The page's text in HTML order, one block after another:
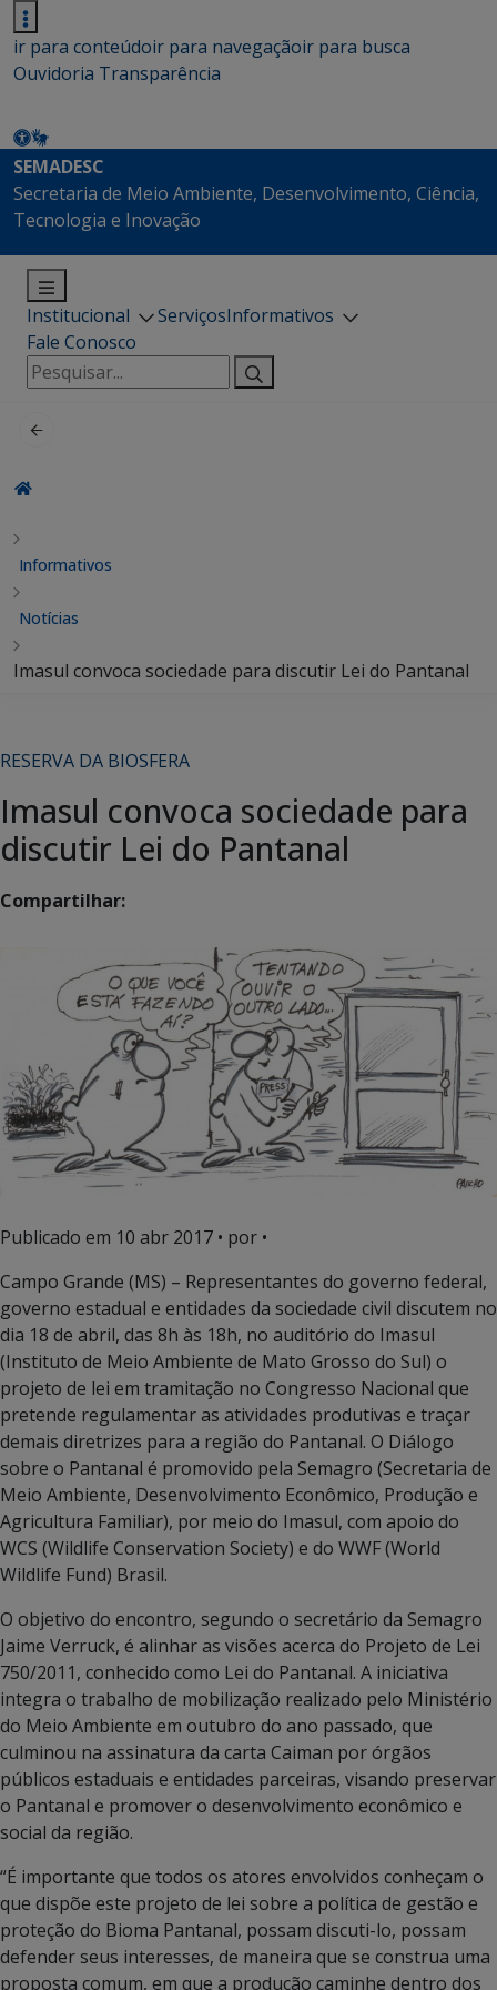
ir para conteúdoir para navegaçãoir para busca
Ouvidoria Transparência
SEMADESC
Secretaria de Meio Ambiente, Desenvolvimento, Ciência,
Tecnologia e Inovação
Institucional ServiçosInformativos
Fale Conosco
Pesquisar
por:
Informativos
Notícias
Imasul convoca sociedade para discutir Lei do Pantanal
RESERVA DA BIOSFERA
Imasul convoca sociedade para
discutir Lei do Pantanal
Compartilhar:
Publicado em 10 abr 2017 • por •
Campo Grande (MS) – Representantes do governo federal,
governo estadual e entidades da sociedade civil discutem no
dia 18 de abril, das 8h às 18h, no auditório do Imasul
(Instituto de Meio Ambiente de Mato Grosso do Sul) o
projeto de lei em tramitação no Congresso Nacional que
pretende regulamentar as atividades produtivas e traçar
demais diretrizes para a região do Pantanal. O Diálogo
sobre o Pantanal é promovido pela Semagro (Secretaria de
Meio Ambiente, Desenvolvimento Econômico, Produção e
Agricultura Familiar), por meio do Imasul, com apoio do
WCS (Wildlife Conservation Society) e do WWF (World
Wildlife Fund) Brasil.
O objetivo do encontro, segundo o secretário da Semagro
Jaime Verruck, é alinhar as visões acerca do Projeto de Lei
750/2011, conhecido como Lei do Pantanal. A iniciativa
integra o trabalho de mobilização realizado pelo Ministério
do Meio Ambiente em outubro do ano passado, que
culminou na assinatura da carta Caiman por órgãos
públicos estaduais e entidades parceiras, visando preservar
o Pantanal e promover o desenvolvimento econômico e
social da região.
“É importante que todos os atores envolvidos conheçam o
que dispõe este projeto de lei sobre a política de gestão e
proteção do Bioma Pantanal, possam discuti-lo, possam
defender seus interesses, de maneira que se construa uma
proposta comum, em que a produção caminhe dentro dos